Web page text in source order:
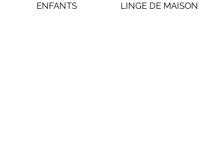
ENFANTS LINGE DE MAISON